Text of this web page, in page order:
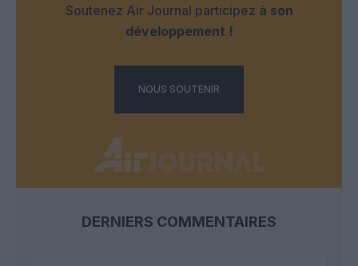
Soutenez Air Journal participez à son
développement !
NOUS SOUTENIR
DERNIERS COMMENTAIRES